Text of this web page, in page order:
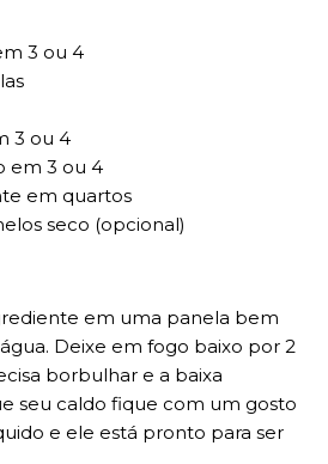
3 ou 4
3 ou 4
em 3 ou 4
em quartos
seco (opcional)
em uma panela bem
Deixe em fogo baixo por 2
borbulhar e a baixa
seu caldo fique com um gosto
e ele está pronto para ser